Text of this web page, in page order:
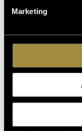
Marketing
Ähnliche Artikel